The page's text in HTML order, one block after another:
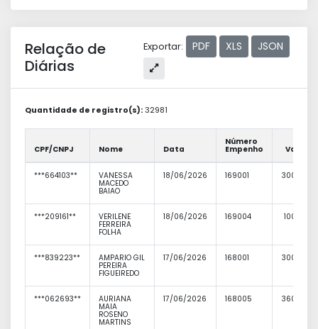
Relação de
Diárias
Exportar: PDF XLS JSON
Quantidade de registro(s): 32981
CPF/CNPJ Nome Data
Número
Empenho Valor
***664103** VANESSA
MACEDO
BAIAO
18/06/2026 169001 300,00
***209161** VERILENE
FERREIRA
FOLHA
18/06/2026 169004 100,00
***839223** AMPARIO GIL
PEREIRA
FIGUEIREDO
17/06/2026 168001 300,00
***062693** AURIANA
MAIA
ROSENO
MARTINS
17/06/2026 168005 360,00